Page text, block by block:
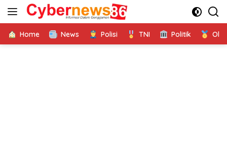
Langsung
Home News Polisi TNI Politik